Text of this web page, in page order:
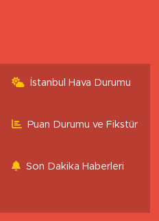
İstanbul Hava Durumu
Puan Durumu ve Fikstür
Son Dakika Haberleri